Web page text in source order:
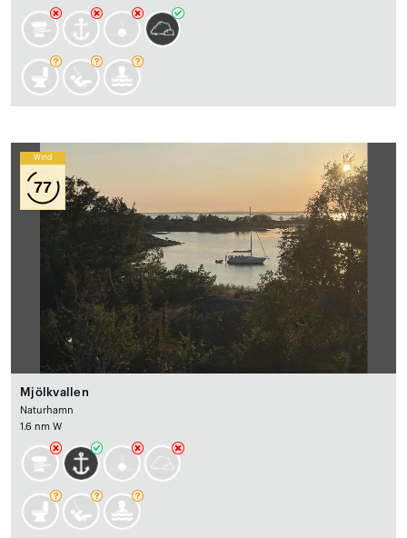
Wind
77
Mjölkvallen
Naturhamn
1.6 nm W